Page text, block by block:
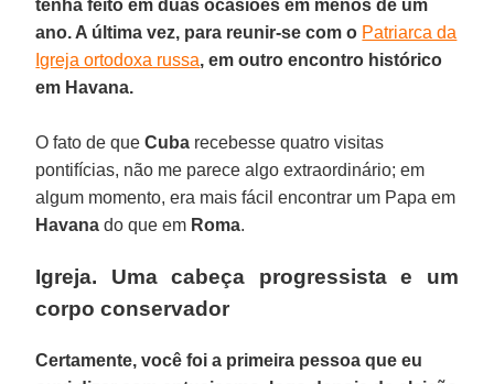
tenha feito em duas ocasiões em menos de um
ano. A última vez, para reunir-se com o Patriarca da
Igreja ortodoxa russa, em outro encontro histórico
em Havana.
O fato de queCuba recebesse quatro visitas
pontifícias, não me parece algo extraordinário; em
algum momento, era mais fácil encontrar um Papa em
Havana do que em Roma.
Igreja. Uma cabeça progressista e um
corpo conservador
Certamente, você foi a primeira pessoa que eu